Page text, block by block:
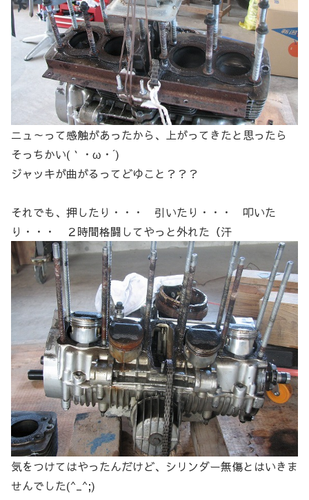
ニュ～って感触があったから、上がってきたと思ったら
そっちかい(｀・ω・´)
ジャッキが曲がるってどゆこと？？？
それでも、押したり・・・ 引いたり・・・ 叩いた
り・・・ ２時間格闘してやっと外れた（汗
気をつけてはやったんだけど、シリンダー無傷とはいきま
せんでした(^_^;)